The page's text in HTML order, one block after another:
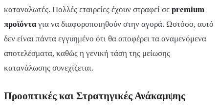
καταναλωτές. Πολλές εταιρείες έχουν στραφεί σε premium
προϊόνταγια να διαφοροποιηθούν στην αγορά. Ωστόσο, αυτό
δεν είναι πάντα εγγυημένο ότι θα αποφέρει τα αναμενόμενα
αποτελέσματα, καθώς η γενική τάση της μείωσης
κατανάλωσης συνεχίζεται.
Προοπτικές και Στρατηγικές Ανάκαμψης